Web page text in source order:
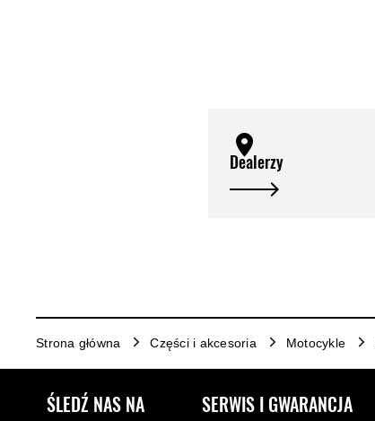
Dealerzy
Strona główna Części i akcesoria Motocykle
ŚLEDŹ NAS NA SERWIS I GWARANCJA